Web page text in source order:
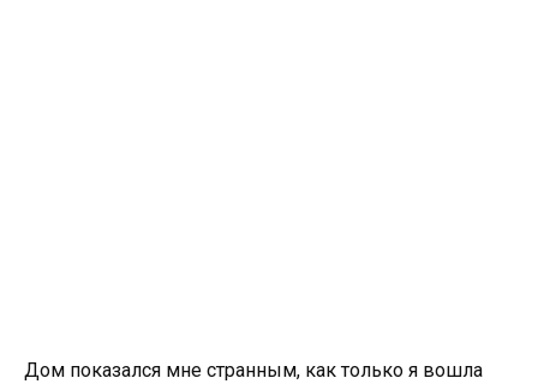
Дом показался мне странным, как только я вошла